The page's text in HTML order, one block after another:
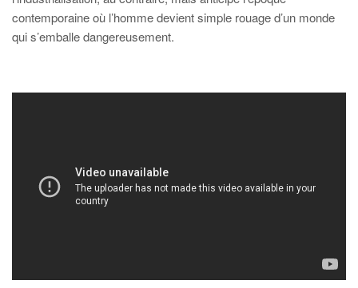
contemporaine où l’homme devient simple rouage d’un monde
qui s’emballe dangereusement.